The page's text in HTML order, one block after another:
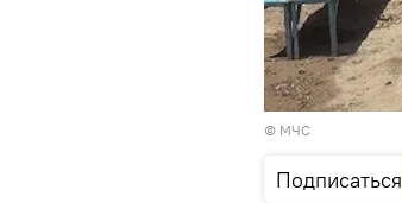
© МЧС
Подписаться